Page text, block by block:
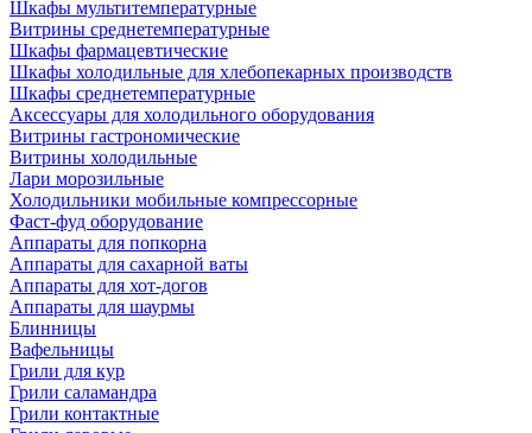
Шкафы мультитемпературные
Витрины среднетемпературные
Шкафы фармацевтические
Шкафы холодильные для хлебопекарных производств
Шкафы среднетемпературные
Аксессуары для холодильного оборудования
Витрины гастрономические
Витрины холодильные
Лари морозильные
Холодильники мобильные компрессорные
Фаст-фуд оборудование
Аппараты для попкорна
Аппараты для сахарной ваты
Аппараты для хот-догов
Аппараты для шаурмы
Блинницы
Вафельницы
Грили для кур
Грили саламандра
Грили контактные